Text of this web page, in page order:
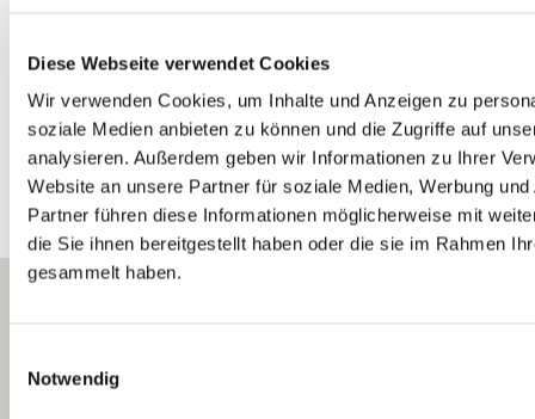
Diese Webseite verwendet Cookies
Wir verwenden Cookies, um Inhalte und Anzeigen zu
soziale Medien anbieten zu können und die Zugriffe auf
analysieren. Außerdem geben wir Informationen zu Ihrer
Website an unsere Partner für soziale Medien, Werbung
Partner führen diese Informationen möglicherweise mit
die Sie ihnen bereitgestellt haben oder die sie im Rahmen
gesammelt haben.
Notwendig